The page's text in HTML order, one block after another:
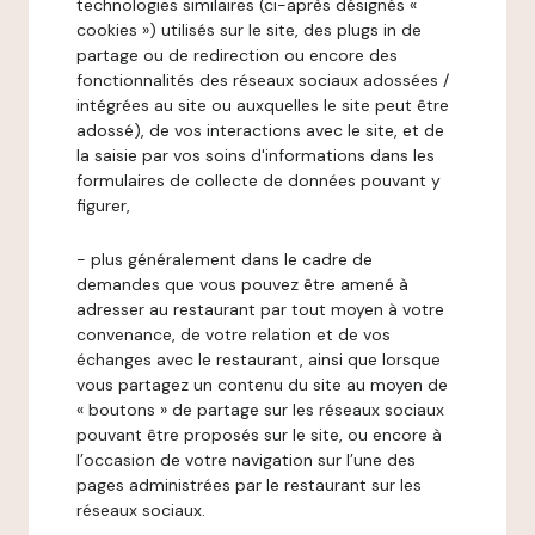
technologies similaires (ci-après désignés «
cookies ») utilisés sur le site, des plugs in de
partage ou de redirection ou encore des
fonctionnalités des réseaux sociaux adossées /
intégrées au site ou auxquelles le site peut être
adossé), de vos interactions avec le site, et de
la saisie par vos soins d'informations dans les
formulaires de collecte de données pouvant y
figurer,
- plus généralement dans le cadre de
demandes que vous pouvez être amené à
adresser au restaurant par tout moyen à votre
convenance, de votre relation et de vos
échanges avec le restaurant, ainsi que lorsque
vous partagez un contenu du site au moyen de
« boutons » de partage sur les réseaux sociaux
pouvant être proposés sur le site, ou encore à
l’occasion de votre navigation sur l’une des
pages administrées par le restaurant sur les
réseaux sociaux.